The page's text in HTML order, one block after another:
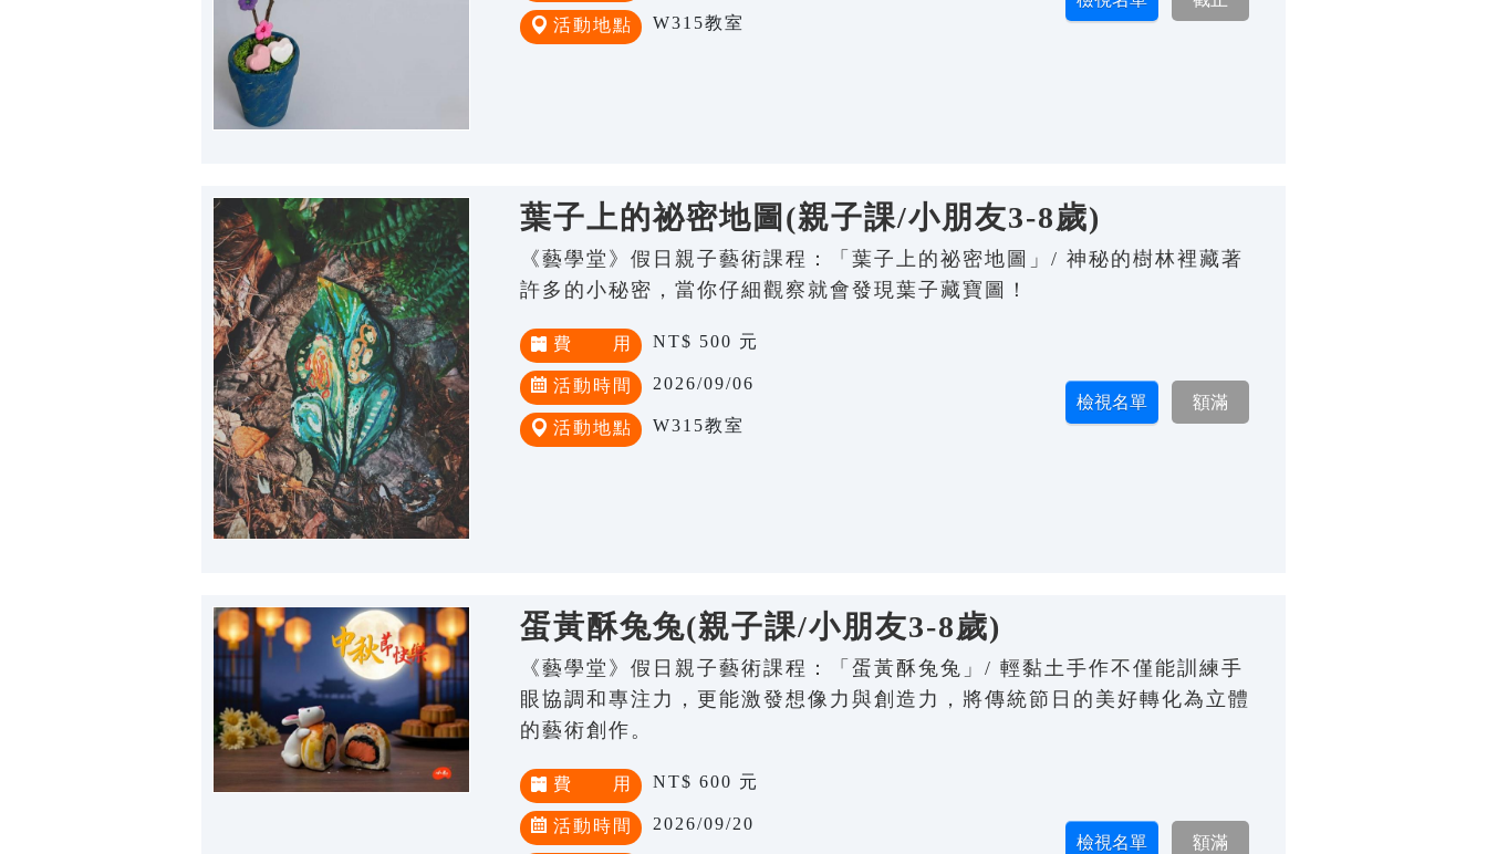
活動地點 W315教室
葉子上的祕密地圖(親子課/小朋友3-8歲)
《藝學堂》假日親子藝術課程：「葉子上的祕密地圖」/ 神秘的樹林裡藏著
許多的小秘密，當你仔細觀察就會發現葉子藏寶圖！
費 用 NT$ 500 元
活動時間 2026/09/06
活動地點 W315教室
蛋黃酥兔兔(親子課/小朋友3-8歲)
《藝學堂》假日親子藝術課程：「蛋黃酥兔兔」/ 輕黏土手作不僅能訓練手
眼協調和專注力，更能激發想像力與創造力，將傳統節日的美好轉化為立體
的藝術創作。
費 用 NT$ 600 元
活動時間 2026/09/20